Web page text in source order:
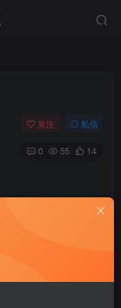
关注 私信
0 55 14